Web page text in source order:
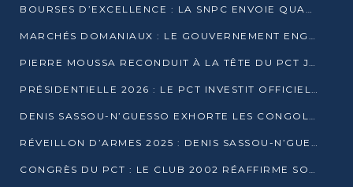
BOURSES D’EXCELLENCE : LA SNPC ENVOIE QUATRE NOUVEAUX TALENTS CONGOLAIS SE FORMER À BAKOU
MARCHÉS DOMANIAUX : LE GOUVERNEMENT ENGAGE LA STRUCTURATION DES TAXES D’ASSAINISSEMENT
PIERRE MOUSSA RECONDUIT À LA TÊTE DU PCT JUSQU’EN 2031
PRÉSIDENTIELLE 2026 : LE PCT INVESTIT OFFICIELLEMENT DENIS SASSOU NGUESSO
DENIS SASSOU-N’GUESSO EXHORTE LES CONGOLAIS À L’UNITÉ ET AU FAIR-PLAY DÉMOCRATIQUE EN 2026
RÉVEILLON D’ARMES 2025 : DENIS SASSOU-N’GUESSO GARANTIT DES ÉLECTIONS 2026 PAISIBLES ET SÉCURISÉES
CONGRÈS DU PCT : LE CLUB 2002 RÉAFFIRME SON SOUTIEN À DENIS SASSOU-N’GUESSO POUR 2026